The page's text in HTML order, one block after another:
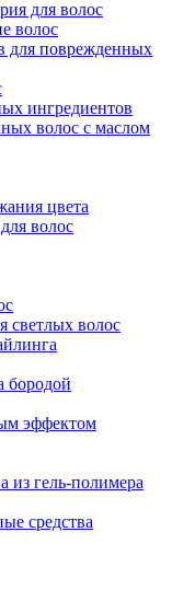
для волос
волос
для поврежденных
ингредиентов
волос с маслом
цвета
волос
светлых волос
бородой
эффектом
из гель-полимера
средства